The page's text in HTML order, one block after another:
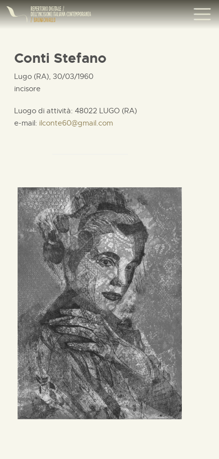
Conti Stefano
Lugo (RA), 30/03/1960
incisore
Luogo di attività: 48022 LUGO (RA)
e-mail: ilconte60@gmail.com